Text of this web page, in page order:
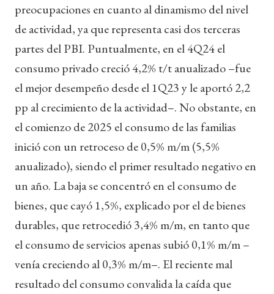
preocupaciones en cuanto al dinamismo del nivel
de actividad, ya que representa casi dos terceras
partes del PBI. Puntualmente, en el 4Q24 el
consumo privado creció 4,2% t/t anualizado –fue
el mejor desempeño desde el 1Q23 y le aportó 2,2
pp al crecimiento de la actividad–. No obstante, en
el comienzo de 2025 el consumo de las familias
inició con un retroceso de 0,5% m/m (5,5%
anualizado), siendo el primer resultado negativo en
un año. La baja se concentró en el consumo de
bienes, que cayó 1,5%, explicado por el de bienes
durables, que retrocedió 3,4% m/m, en tanto que
el consumo de servicios apenas subió 0,1% m/m –
venía creciendo al 0,3% m/m–. El reciente mal
resultado del consumo convalida la caída que